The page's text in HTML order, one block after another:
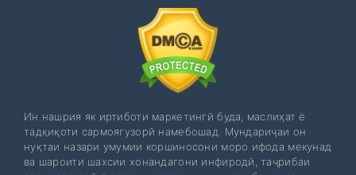
Ин нашрия як иртиботи маркетингӣ буда, маслиҳат ё
тадқиқоти сармоягузорӣ намебошад. Мундариҷаи он
нуқтаи назари умумии коршиносони моро ифода мекунад
ва шароити шахсии хонандагони инфиродӣ, таҷрибаи